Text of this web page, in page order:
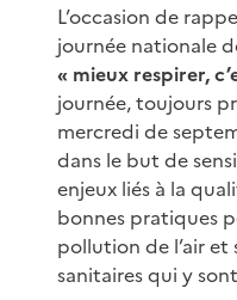
L’occasion de
journée nationale
« mieux respirer,
journée, toujours
mercredi de
dans le but de
enjeux liés à la
bonnes pratiques
pollution de l’air et
sanitaires qui y